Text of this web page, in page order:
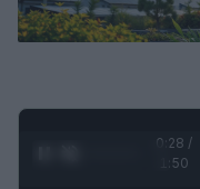
0:29 /
1:50